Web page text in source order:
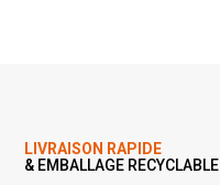
LIVRAISON RAPIDE
& EMBALLAGE RECYCLABLE